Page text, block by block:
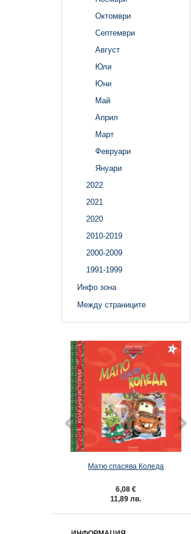
Октомври
Септември
Август
Юли
Юни
Май
Април
Март
Февруари
Януари
2022
2021
2020
2010-2019
2000-2009
1991-1999
Инфо зона
Между страниците
Матю спасява Коледа
6,08 €
11,89 лв.